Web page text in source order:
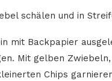
schälen und in
mit Backpapier
Mit gelben
Chips